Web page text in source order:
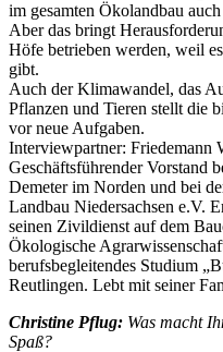
im gesamten Ökolandbau auch
Aber das bringt
Höfe betrieben werden, weil
gibt.
Auch der Klimawandel, das
Pflanzen und Tieren stellt die
vor neue Aufgaben.
Interviewpartner: Friedemann
Geschäftsführender Vorstand
Demeter im Norden und bei
Landbau Niedersachsen e.V.
seinen Zivildienst auf dem
Ökologische
berufsbegleitendes Studium
Reutlingen. Lebt mit seiner
Christine Pflug: Was macht
Spaß?